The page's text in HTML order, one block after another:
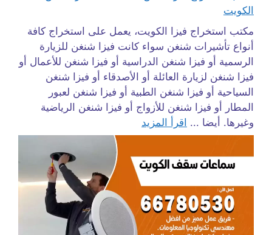
الكويت
مكتب استخراج فيزا الكويت، يعمل على استخراج كافة
أنواع تأشيرات شنغن سواء كانت فيزا شنغن للزيارة
الرسمية أو فيزا شنغن الدراسية أو فيزا شنغن للأعمال أو
فيزا شنغن لزيارة العائلة أو الأصدقاء أو فيزا شنغن
السياحية أو فيزا شنغن الطبية أو فيزا شنغن لعبور
المطار أو فيزا شنغن للأزواج أو فيزا شنغن الرياضية
وغيرها. أيضا ... اقرأ المزيد